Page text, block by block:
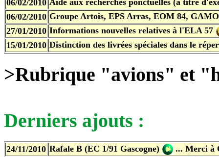
06/02/2010 Aide aux recherches ponctuelles (à titre
06/02/2010 Groupe Artois, EPS Arras, EOM 84,
27/01/2010 Informations nouvelles relatives à l'ELA 57
15/01/2010 Distinction des livrées spéciales dans le
>Rubrique "avions" et
Derniers ajouts :
24/11/2010 Rafale B (EC 1/91 Gascogne) ... Merci à